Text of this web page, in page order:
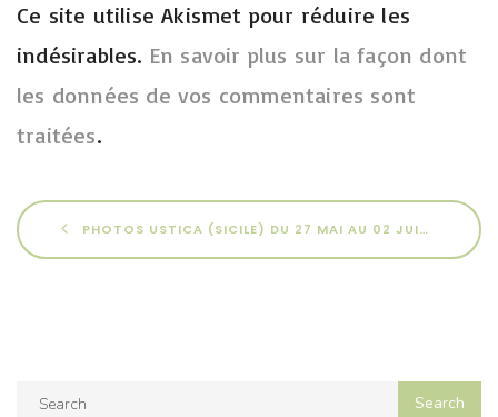
Ce site utilise Akismet pour réduire les
indésirables. En savoir plus sur la façon dont
les données de vos commentaires sont
traitées.
PHOTOS USTICA (SICILE) DU 27 MAI AU 02 JUIN 2025